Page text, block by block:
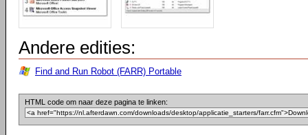
Andere edities:
Find and Run Robot (FARR) Portable
HTML code om naar deze pagina te linken: